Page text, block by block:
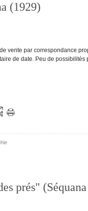
(1929)
vente par correspondance
de date. Peu de possibilités
prés"